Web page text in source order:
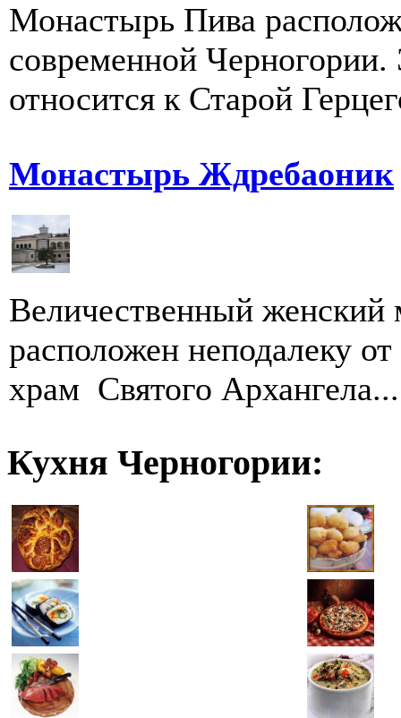
Монастырь Пива
современной Черногории.
относится к Старой
Монастырь Ждребаоник
Величественный
расположен неподалеку
храм Святого Архангела...
Кухня Черногории: